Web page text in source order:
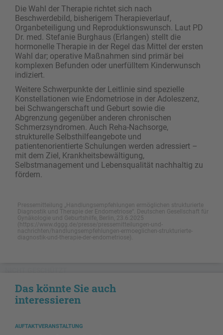
Die Wahl der Therapie richtet sich nach
Beschwerdebild, bisherigem Therapieverlauf,
Organbeteiligung und Reproduktionswunsch. Laut PD
Dr. med. Stefanie Burghaus (Erlangen) stellt die
hormonelle Therapie in der Regel das Mittel der ersten
Wahl dar; operative Maßnahmen sind primär bei
komplexen Befunden oder unerfülltem Kinderwunsch
indiziert.
Weitere Schwerpunkte der Leitlinie sind spezielle
Konstellationen wie Endometriose in der Adoleszenz,
bei Schwangerschaft und Geburt sowie die
Abgrenzung gegenüber anderen chronischen
Schmerzsyndromen. Auch Reha-Nachsorge,
strukturelle Selbsthilfeangebote und
patientenorientierte Schulungen werden adressiert –
mit dem Ziel, Krankheitsbewältigung,
Selbstmanagement und Lebensqualität nachhaltig zu
fördern.
Pressemitteilung „Handlungsempfehlungen ermöglichen strukturierte
Diagnostik und Therapie der Endometriose“. Deutschen Gesellschaft für
Gynäkologie und Geburtshilfe, Berlin, 23.6.2025
(https://www.dggg.de/presse/pressemitteilungen-und-
nachrichten/handlungsempfehlungen-ermoeglichen-strukturierte-
diagnostik-und-therapie-der-endometriose).
Das könnte Sie auch
interessieren
AUFTAKTVERANSTALTUNG